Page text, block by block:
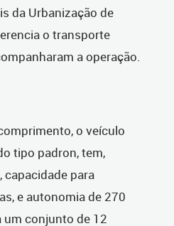
da Urbanização de
o transporte
a operação.
o veículo
tipo padron, tem,
capacidade para
e autonomia de 270
um conjunto de 12